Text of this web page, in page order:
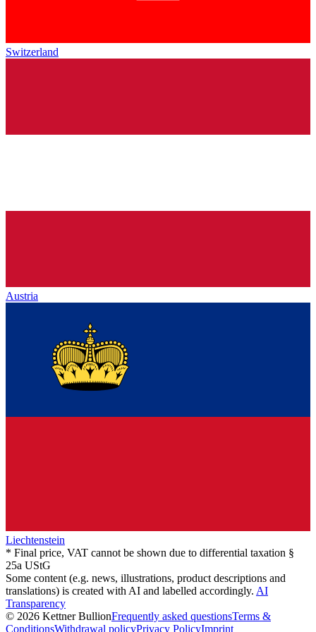
Switzerland
Austria
Liechtenstein
* Final price, VAT cannot be shown due to differential taxation §
25a UStG
Some content (e.g. news, illustrations, product descriptions and
translations) is created with AI and labelled accordingly. AI
Transparency
© 2026 Kettner BullionFrequently asked questionsTerms &
ConditionsWithdrawal policyPrivacy PolicyImprint